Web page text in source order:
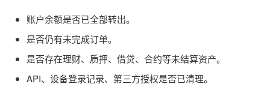
账户余额是否已全部转出。
是否仍有未完成订单。
是否存在理财、质押、借贷、合约等未结算资产。
API、设备登录记录、第三方授权是否已清理。